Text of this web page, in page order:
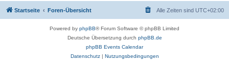
Startseite Foren-Übersicht Alle Zeiten sind UTC+02:00
Powered by phpBB® Forum Software © phpBB Limited
Deutsche Übersetzung durch phpBB.de
phpBB Events Calendar
Datenschutz| Nutzungsbedingungen